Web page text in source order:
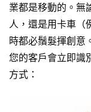
業都是移動的。無
人，還是用卡車（
時都必鬚髮揮創意
您的客戶會立即識
方式：